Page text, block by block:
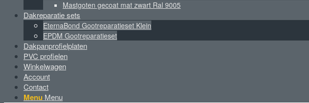
Mastgoten gecoat mat zwart Ral 9005
Dakreparatie sets
EternaBond Gootreparatieset Klein
EPDM Gootreparatieset
Dakpanprofielplaten
PVC profielen
Winkelwagen
Account
Contact
Menu Menu